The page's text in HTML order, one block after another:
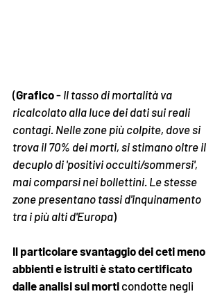
(Grafico - Il tasso di mortalità va
ricalcolato alla luce dei dati sui reali
contagi. Nelle zone più colpite, dove si
trova il 70% dei morti, si stimano oltre il
decuplo di 'positivi occulti/sommersi',
mai comparsi nei bollettini. Le stesse
zone presentano tassi d'inquinamento
tra i più alti d'Europa)
Il particolare svantaggio dei ceti meno
abbienti e istruiti è stato certificato
dalle analisi sui morti condotte negli